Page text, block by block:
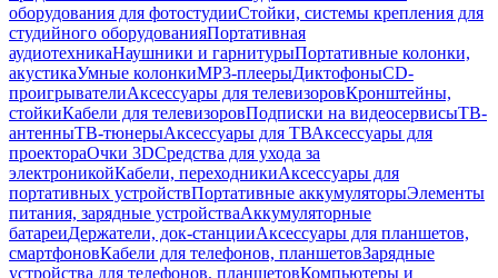
оборудования для фотостудииСтойки, системы крепления для
студийного оборудованияПортативная
аудиотехникаНаушники и гарнитурыПортативные колонки,
акустикаУмные колонкиMP3-плеерыДиктофоныCD-
проигрывателиАксессуары для телевизоровКронштейны,
стойкиКабели для телевизоровПодписки на видеосервисыТВ-
антенныТВ-тюнерыАксессуары для ТВАксессуары для
проектораОчки 3DСредства для ухода за
электроникойКабели, переходникиАксессуары для
портативных устройствПортативные аккумуляторыЭлементы
питания, зарядные устройстваАккумуляторные
батареиДержатели, док-станцииАксессуары для планшетов,
смартфоновКабели для телефонов, планшетовЗарядные
устройства для телефонов, планшетовКомпьютеры и